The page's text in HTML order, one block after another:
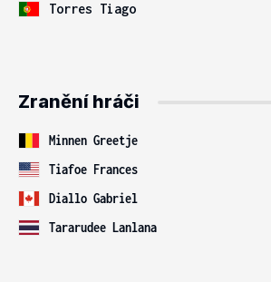
Torres Tiago
Zranění hráči
Minnen Greetje
Tiafoe Frances
Diallo Gabriel
Tararudee Lanlana